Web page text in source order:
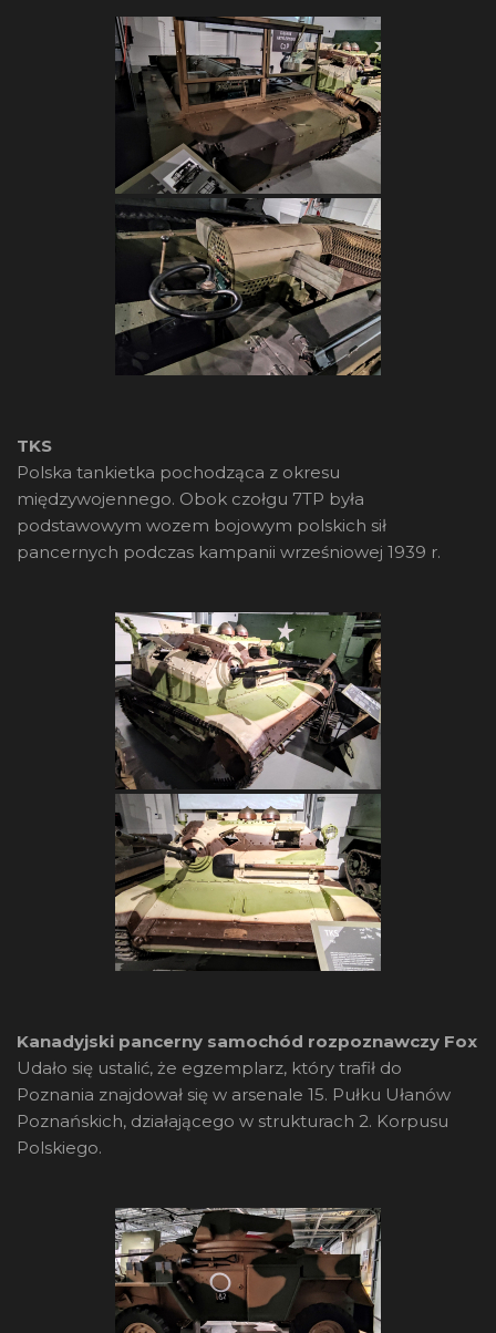
TKS
Polska tankietka pochodząca z okresu
międzywojennego. Obok czołgu 7TP była
podstawowym wozem bojowym polskich sił
pancernych podczas kampanii wrześniowej 1939 r.
Kanadyjski pancerny samochód rozpoznawczy Fox
Udało się ustalić, że egzemplarz, który trafił do
Poznania znajdował się w arsenale 15. Pułku Ułanów
Poznańskich, działającego w strukturach 2. Korpusu
Polskiego.